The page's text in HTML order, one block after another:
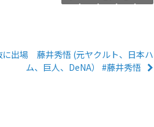
に出場 藤井秀悟 (元ヤクルト、日本ハ
ム、巨人、DeNA） #藤井秀悟